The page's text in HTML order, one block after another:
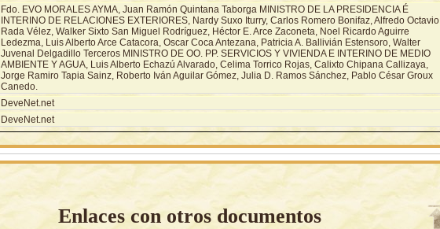
Fdo. EVO MORALES AYMA, Juan Ramón Quintana Taborga MINISTRO DE LA PRESIDENCIA É
INTERINO DE RELACIONES EXTERIORES, Nardy Suxo Iturry, Carlos Romero Bonifaz, Alfredo Octavio
Rada Vélez, Walker Sixto San Miguel Rodríguez, Héctor E. Arce Zaconeta, Noel Ricardo Aguirre
Ledezma, Luis Alberto Arce Catacora, Oscar Coca Antezana, Patricia A. Ballivián Estensoro, Walter
Juvenal Delgadillo Terceros MINISTRO DE OO. PP. SERVICIOS Y VIVIENDA E INTERINO DE MEDIO
AMBIENTE Y AGUA, Luis Alberto Echazú Alvarado, Celima Torrico Rojas, Calixto Chipana Callizaya,
Jorge Ramiro Tapia Sainz, Roberto Iván Aguilar Gómez, Julia D. Ramos Sánchez, Pablo César Groux
Canedo.
DeveNet.net
DeveNet.net
Enlaces con otros documentos